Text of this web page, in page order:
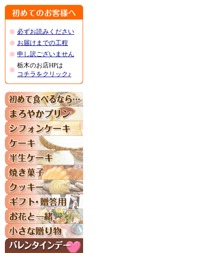
必ずお読みください
お届けまでの工程
申し訳ございません
栃木のお店HPは
コチラをクリック♪